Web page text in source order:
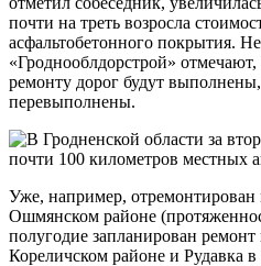
почти на треть возросла
асфальтобетонного покрытия.
«Гроднооблдорстрой»
ремонту дорог будут
перевыполнены.
Уже, например, отремонтирован
Ошмянском районе
полугодие запланирован ремонт
Кореличском районе и Рудавка